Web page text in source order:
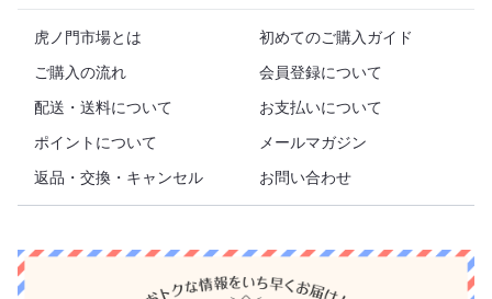
虎ノ門市場とは
初めてのご購入ガイド
ご購入の流れ
会員登録について
配送・送料について
お支払いについて
ポイントについて
メールマガジン
返品・交換・キャンセル
お問い合わせ